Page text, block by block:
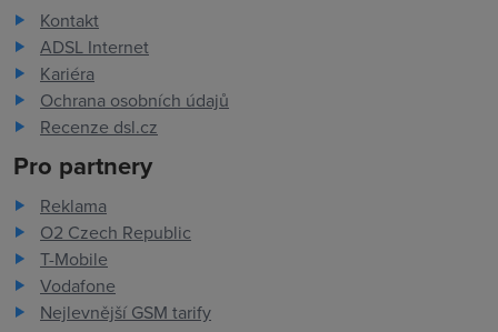
Kontakt
ADSL Internet
Kariéra
Ochrana osobních údajů
Recenze dsl.cz
Pro partnery
Reklama
O2 Czech Republic
T-Mobile
Vodafone
Nejlevnější GSM tarify